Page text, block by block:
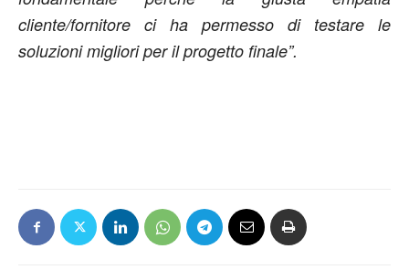
cliente/fornitore ci ha permesso di testare le
soluzioni migliori per il progetto finale”.